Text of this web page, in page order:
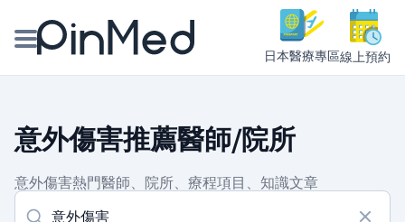
日本醫療專區線上預約
醫師專欄專訪
健康主題館
意外傷害推薦醫師/院所
意外傷害熱門醫師、院所、療程項目、知識文章